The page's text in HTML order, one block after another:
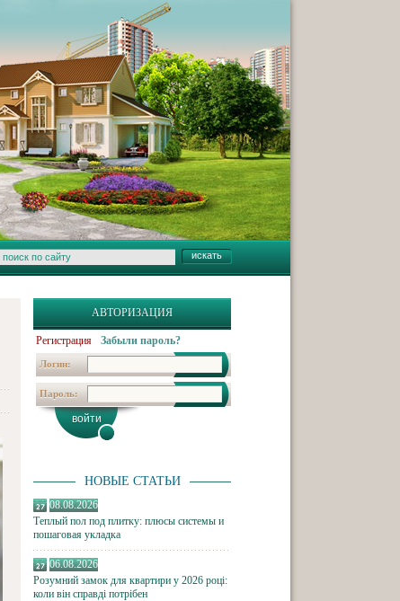
АВТОРИЗАЦИЯ
Регистрация Забыли пароль?
Логин:
Пароль:
НОВЫЕ СТАТЬИ
08.08.2026
Теплый пол под плитку: плюсы системы и
пошаговая укладка
06.08.2026
Розумний замок для квартири у 2026 році:
коли він справді потрібен